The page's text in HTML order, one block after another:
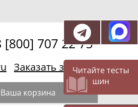
Читайте тесты
шин
[800] 707 22 75
Заказать звонок
Ваша корзина